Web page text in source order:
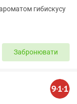
гибискусу
Забронювати